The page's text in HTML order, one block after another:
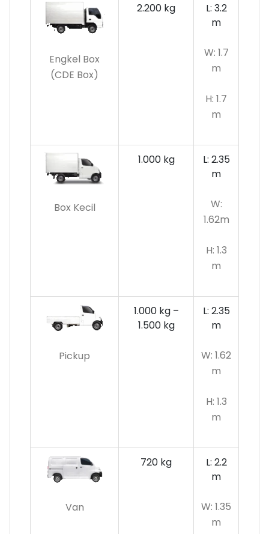
Engkel Box
(CDE Box)
2.200 kg
L: 3.2
m
W: 1.7
m
H: 1.7
m
Box Kecil
1.000 kg
L: 2.35
m
W:
1.62m
H: 1.3
m
Pickup
1.000 kg –
1.500 kg
L: 2.35
m
W: 1.62
m
H: 1.3
m
Van
720 kg
L: 2.2
m
W: 1.35
m